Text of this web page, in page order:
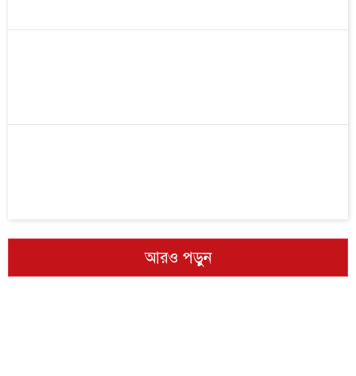
আরও পড়ুন